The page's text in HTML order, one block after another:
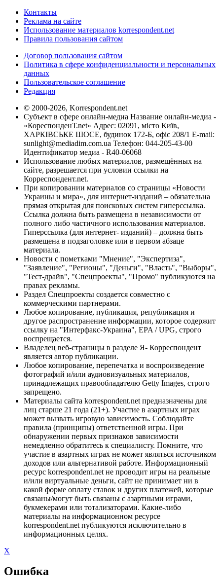
Контакты
Реклама на сайте
Использование материалов korrespondent.net
Правила пользования сайтом
Договор пользования сайтом
Политика в сфере конфиденциальности и персональных
данных
Пользовательское соглашение
Редакция
© 2000-2026, Korrespondent.net
Субъект в сфере онлайн-медиа Название онлайн-медиа -
«КореспонденТ.net» Адрес: 02091, місто Київ,
ХАРКІВСЬКЕ ШОСЕ, будинок 172-Б, офіс 208/1 E-mail:
sunlight@mediadim.com.ua Телефон: 044-205-43-00
Идентификатор медиа - R40-06068
Использование любых материалов, размещённых на
сайте, разрешается при условии ссылки на
Корреспондент.net.
При копировании материалов со страницы «Новости
Украины и мира», для интернет-изданий – обязательна
прямая открытая для поисковых систем гиперссылка.
Ссылка должна быть размещена в независимости от
полного либо частичного использования материалов.
Гиперссылка (для интернет- изданий) – должна быть
размещена в подзаголовке или в первом абзаце
материала.
Новости с пометками "Мнение", "Экспертиза",
"Заявление", "Регионы", "Деньги", "Власть", "Выборы",
"Тест-драйв", "Спецпроекты", "Промо" публикуются на
правах рекламы.
Раздел Спецпроекты создается совместно с
коммерческими партнерами.
Любое копирование, публикация, републикация и
другое распространение информации, которое содержит
ссылку на "Интерфакс-Украина", EPA / UPG, строго
воспрещается.
Владелец веб-страницы в разделе Я- Корреспондент
является автор публикации.
Любое копирование, перепечатка и воспроизведение
фотографий и/или аудиовизуальных материалов,
принадлежащих правообладателю Getty Images, строго
запрещено.
Материалы сайта korrespondent.net предназначены для
лиц старше 21 года (21+). Участие в азартных играх
может вызвать игровую зависимость. Соблюдайте
правила (принципы) ответственной игры. При
обнаружении первых признаков зависимости
немедленно обратитесь к специалисту. Помните, что
участие в азартных играх не может являться источником
доходов или альтернативой работе. Информационный
ресурс korrespondent.net не проводит игры на реальные
и/или виртуальные деньги, сайт не принимает ни в
какой форме оплату ставок и других платежей, которые
связаны/могут быть связаны с азартными играми,
букмекерами или тотализаторами. Какие-либо
материалы на информационном ресурсе
korrespondent.net публикуются исключительно в
информационных целях.
X
Ошибка